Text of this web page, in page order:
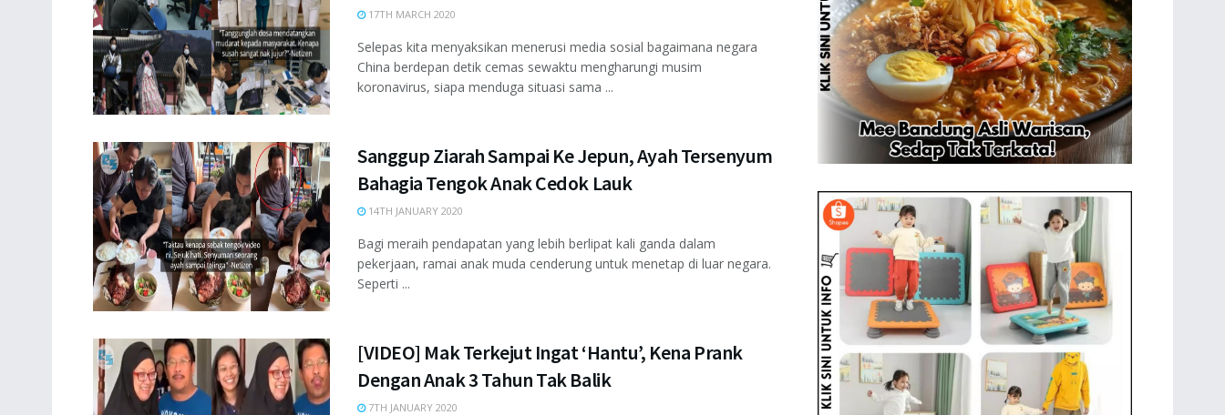
17TH MARCH 2020
Selepas kita menyaksikan menerusi media sosial bagaimana negara
China berdepan detik cemas sewaktu mengharungi musim
koronavirus, siapa menduga situasi sama ...
Sanggup Ziarah Sampai Ke Jepun, Ayah Tersenyum
Bahagia Tengok Anak Cedok Lauk
14TH JANUARY 2020
Bagi meraih pendapatan yang lebih berlipat kali ganda dalam
pekerjaan, ramai anak muda cenderung untuk menetap di luar negara.
Seperti ...
[VIDEO] Mak Terkejut Ingat ‘Hantu’, Kena Prank
Dengan Anak 3 Tahun Tak Balik
7TH JANUARY 2020